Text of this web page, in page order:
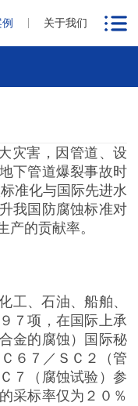
关于我们
害，因管道、设
下管道爆裂事故时
准化与国际先进水
我国防腐蚀标准对
产的贡献率。
、石油、船舶、
７项，在国际上承
金的腐蚀）国际秘
６７／ＳＣ２（管
７（腐蚀试验）参
采标率仅为２０％